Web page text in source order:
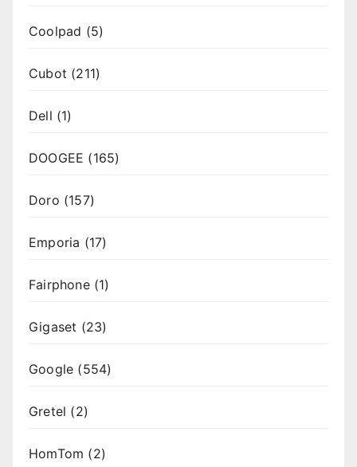
Coolpad (5)
Cubot (211)
Dell (1)
DOOGEE (165)
Doro (157)
Emporia (17)
Fairphone(1)
Gigaset (23)
Google (554)
Gretel (2)
HomTom (2)